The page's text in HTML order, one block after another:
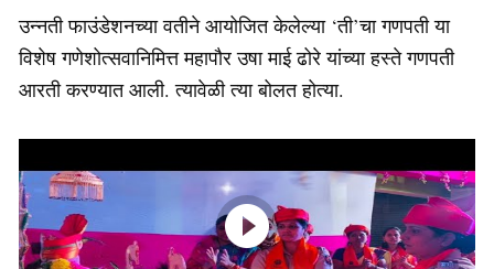
उन्नती फाउंडेशनच्या वतीने आयोजित केलेल्या ‘ती’चा गणपती या
विशेष गणेशोत्सवानिमित्त महापौर उषा माई ढोरे यांच्या हस्ते गणपती
आरती करण्यात आली. त्यावेळी त्या बोलत होत्या.